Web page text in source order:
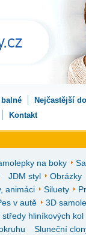
Nejčastější
Kontakt
na boky
JDM styl
Obrázky
animáci
Siluety
v autě
3D
hliníkových kol
Sluneční